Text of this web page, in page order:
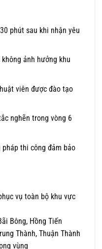
phút sau khi nhận yêu
ảnh hưởng khu
viên được đào tạo
nghẽn trong vòng 6
thi công đảm bảo
vụ toàn bộ khu vực
Bông, Hồng Tiến
Thành, Thuận Thành
vùng